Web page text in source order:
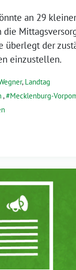
an 29
die
überlegt der
einzustellen.
, Landtag
, Mecklenburg-